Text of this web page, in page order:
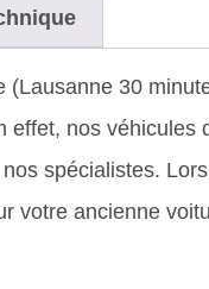
30
nos véhicules
spécialistes.
votre ancienne